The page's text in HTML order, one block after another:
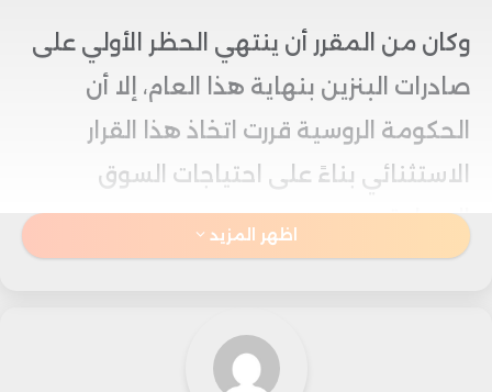
وكان من المقرر أن ينتهي الحظر الأولي على
صادرات البنزين بنهاية هذا العام، إلا أن
الحكومة الروسية قررت اتخاذ هذا القرار
الاستثنائي بناءً على احتياجات السوق
المحلية.
هذا القرار من أجل الحفاظ على استقرار سوق
الوقود المحلي ودعم صناعة تكرير النفط،
اظهر المزيد